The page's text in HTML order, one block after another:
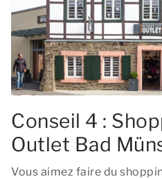
Conseil 4 :
Outlet Bad
Vous aimez faire du